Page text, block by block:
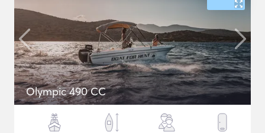
Olympic 490 CC